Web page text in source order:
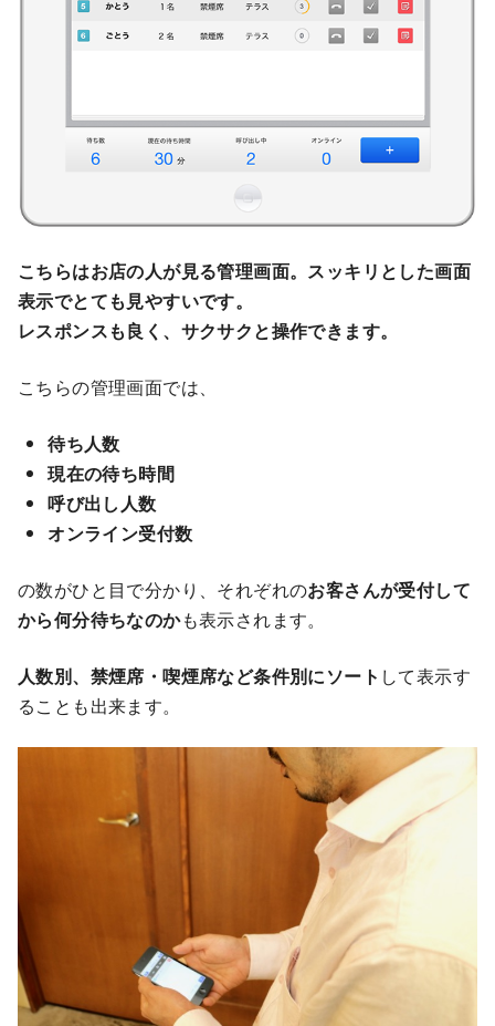
こちらはお店の人が見る管理画面。スッキリとした画面
表示でとても見やすいです。
レスポンスも良く、サクサクと操作できます。
こちらの管理画面では、
待ち人数
現在の待ち時間
呼び出し人数
オンライン受付数
の数がひと目で分かり、それぞれのお客さんが受付して
から何分待ちなのかも表示されます。
人数別、禁煙席・喫煙席など条件別にソート して表示す
ることも出来ます。